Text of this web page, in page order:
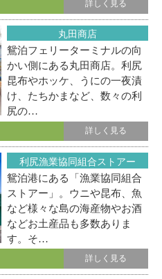
詳しく見る
丸田商店
鴛泊フェリーターミナルの向
かい側にある丸田商店。利尻
昆布やホッケ、うにの一夜漬
け、たちかまなど、数々の利
尻の…
詳しく見る
利尻漁業協同組合ストアー
鴛泊港にある「漁業協同組合
ストアー」。ウニや昆布、魚
など様々な島の海産物やお酒
などお土産品も多数ありま
す。そ…
詳しく見る